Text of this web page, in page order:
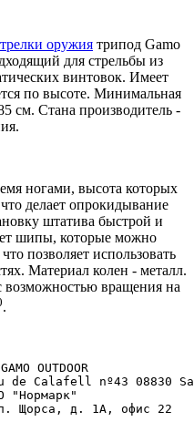
оружия трипод Gamo
для стрельбы из
винтовок. Имеет
по высоте. Минимальная
см. Стана производитель -
ногами, высота которых
делает опрокидывание
штатива быстрой и
шипы, которые можно
позволяет использовать
Материал колен - металл.
возможностью вращения на
.
OUTDOOR
de Calafell nº43 08830
"Нормарк"
Щорса, д. 1А, офис 22